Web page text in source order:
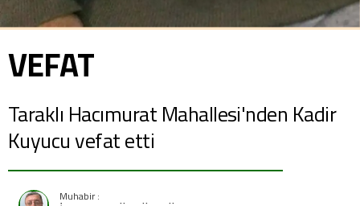
VEFAT
Taraklı Hacımurat Mahallesi'nden Kadir
Kuyucu vefat etti